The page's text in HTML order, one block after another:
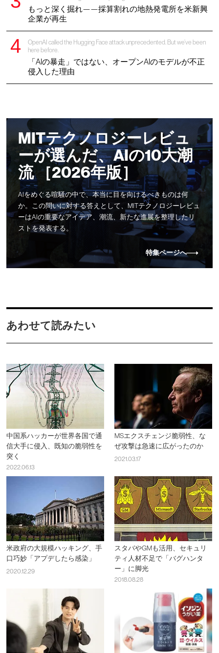
もっと深く掘れ——採算割れの地熱発電所を米新興
企業が再生
OpenAI called the Hugging Face attack unprecedented. But we’ve been
here before.
「AIの暴走」ではない、オープンAIのモデルが不正
侵入した理由
MITテクノロジーレビュ
ーが選んだ、AIの10大潮
流 ［2026年版］
AIをめぐる喧騒の中で、本当に目を向けるべきものは何
か。この問いに対する答えとして、MITテクノロジーレビュ
ーはAIの重要なアイデア、潮流、新たな進展を整理したリ
ストを発表する。
特集ページへ
あわせて読みたい
中国系ハッカーが世界各国で通
信大手に侵入、既知の脆弱性を
突く
2022.06.13
MSエクスチェンジ脆弱性、な
ぜ攻撃は急速に広がったのか
2021.03.17
米政府の大規模ハッキング、手
口巧妙「アプデしたら感染」
2020.12.29
スタバやGMも活用、セキュリ
ティ人材不足で「バグハンタ
ー」に脚光
2018.08.28